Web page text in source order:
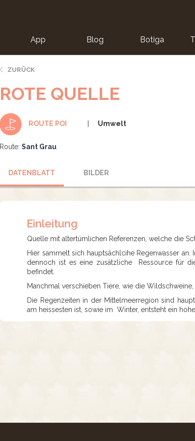
App Blog Botiga
ZURÜCK
ROTE QUELLE
ROUTE POI Umwelt
Route: Sant Grau
DATENBLATT BILDER
Einleitung
Quelle mit altertümlichen Referenzen, welche die
Hier sammelt sich hauptsächlcihe Regenwasser
dennoch ist es eine zusätzliche Ressource für
befindet.
Manchmal verschieben Tiere, wie die
Die Regenzeiten in der Mittelmeerregion sind
am heissesten ist, sowie im Winter, entsteht ein